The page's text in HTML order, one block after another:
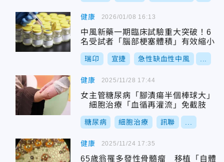
健康
中風新藥一期臨床試驗重大突破！6
名受試者「腦部梗塞體積」有效縮小
瑞卬 宣捷 急性缺血性中風
2026/01/08 16:13
健康
女主管糖尿病「腳潰瘍半個棒球大」
細胞治療「血循再灌流」免截肢
糖尿病 細胞治療 訊聯
2025/11/28 17:44
健康
65歲翁罹多發性骨髓瘤 移植「自體
2025/11/24 17:35